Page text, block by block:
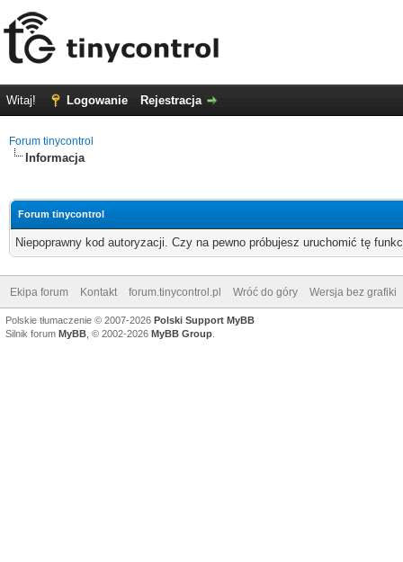
Witaj! Logowanie Rejestracja
Forum tinycontrol
Informacja
Forum tinycontrol
Niepoprawny kod autoryzacji. Czy na pewno próbujesz uruchomić tę
Ekipa forum Kontakt forum.tinycontrol.pl Wróć do góry Wersja bez grafiki
Polskie tłumaczenie © 2007-2026 Polski Support MyBB
Silnik forum MyBB , © 2002-2026 MyBB Group